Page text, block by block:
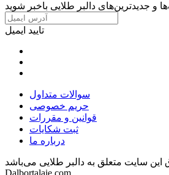
تایید ایمیل
سوالات متداول
حریم خصوصی
قوانین و مقررات
ثبت شکایات
درباره ما
Dalbortalaie.com